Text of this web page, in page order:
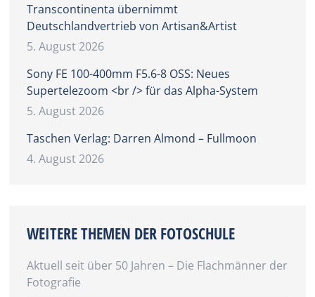
Transcontinenta übernimmt
Deutschlandvertrieb von Artisan&Artist
5. August 2026
Sony FE 100-400mm F5.6-8 OSS: Neues
Supertelezoom <br /> für das Alpha-System
5. August 2026
Taschen Verlag: Darren Almond – Fullmoon
4. August 2026
WEITERE THEMEN DER FOTOSCHULE
Aktuell seit über 50 Jahren – Die Flachmänner der
Fotografie